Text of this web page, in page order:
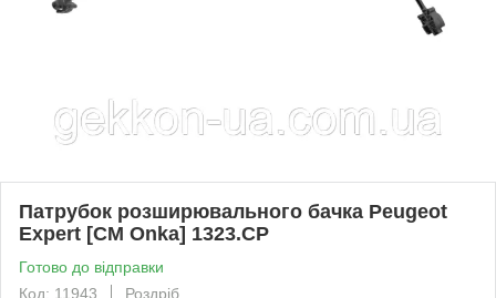
Патрубок розширювального бачка Peugeot
Expert [СМ Onka] 1323.CP
Готово до відправки
Код: 11943
Роздріб